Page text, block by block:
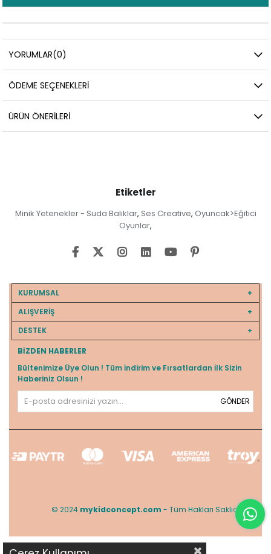
YORUMLAR(0)
ÖDEME SEÇENEKLERI
ÜRÜN ÖNERILERI
Etiketler
Minik Yetenekler - Suda Balıklar, Ses Creative, Oyuncak>Eğitici
Oyunlar,
KURUMSAL
ALIŞVERİŞ
DESTEK
BIZDEN HABERLER
Bültenimize Üye Olun ! Tüm İndirim ve Fırsatlardan İlk Sizin
Haberiniz Olsun !
GÖNDER
© 2024 mykidconcept.com - Tüm Hakları Saklıdır.